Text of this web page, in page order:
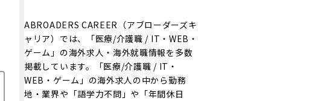
ABROADERS CAREER（アブローダーズキ
ャリア）では、「医療/介護職 / IT・WEB・
ゲーム」の海外求人・海外就職情報を多数
掲載しています。「医療/介護職 / IT・
WEB・ゲーム」の海外求人の中から勤務
地・業界や「語学力不問」や「年間休日